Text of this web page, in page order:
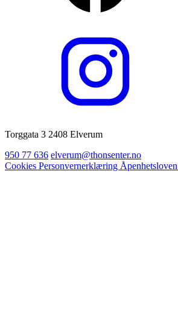
Torggata 3 2408 Elverum
950 77 636 elverum@thonsenter.no
Cookies Personvernerklæring Åpenhetsloven